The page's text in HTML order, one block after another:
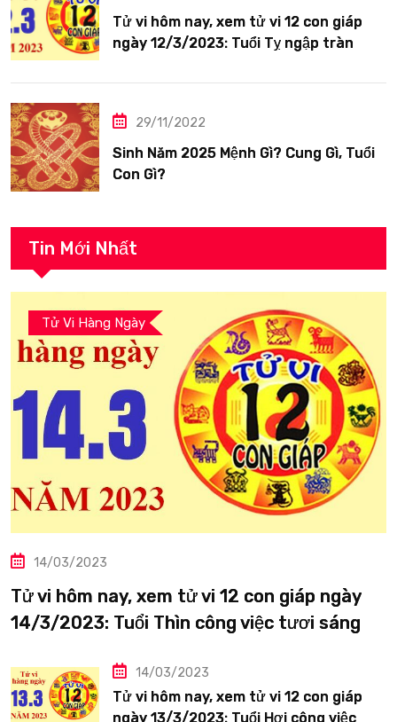
Tử vi hôm nay, xem tử vi 12 con giáp
ngày 12/3/2023: Tuổi Tỵ ngập tràn
29/11/2022
Sinh Năm 2025 Mệnh Gì? Cung Gì, Tuổi
Con Gì?
Tin Mới Nhất
Tử Vi Hàng Ngày
14/03/2023
Tử vi hôm nay, xem tử vi 12 con giáp ngày
14/3/2023: Tuổi Thìn công việc tươi sáng
14/03/2023
Tử vi hôm nay, xem tử vi 12 con giáp
ngày 13/3/2023: Tuổi Hợi công việc